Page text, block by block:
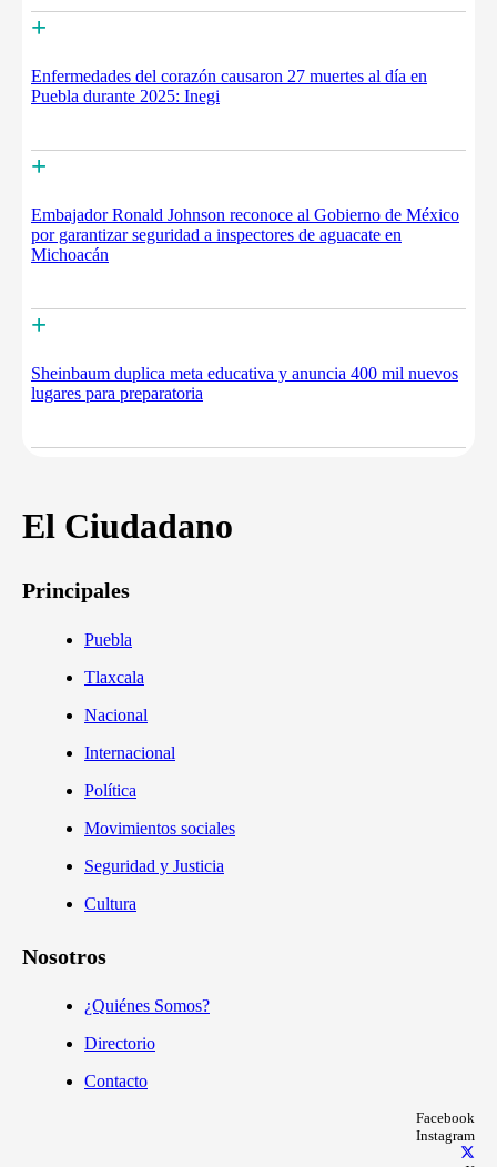
+
Enfermedades del corazón causaron 27 muertes al día en
Puebla durante 2025: Inegi
+
Embajador Ronald Johnson reconoce al Gobierno de México
por garantizar seguridad a inspectores de aguacate en
Michoacán
+
Sheinbaum duplica meta educativa y anuncia 400 mil nuevos
lugares para preparatoria
El Ciudadano
Principales
Puebla
Tlaxcala
Nacional
Internacional
Política
Movimientos sociales
Seguridad y Justicia
Cultura
Nosotros
¿Quiénes Somos?
Directorio
Contacto
Facebook
Instagram